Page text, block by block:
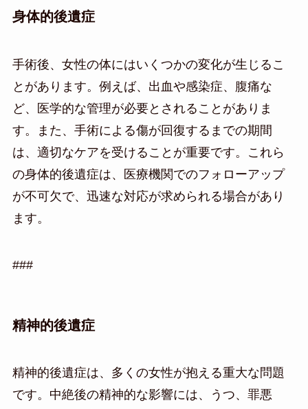
身体的後遺症
手術後、女性の体にはいくつかの変化が生じるこ
とがあります。例えば、出血や感染症、腹痛な
ど、医学的な管理が必要とされることがありま
す。また、手術による傷が回復するまでの期間
は、適切なケアを受けることが重要です。これら
の身体的後遺症は、医療機関でのフォローアップ
が不可欠で、迅速な対応が求められる場合があり
ます。
###
精神的後遺症
精神的後遺症は、多くの女性が抱える重大な問題
です。中絶後の精神的な影響には、うつ、罪悪